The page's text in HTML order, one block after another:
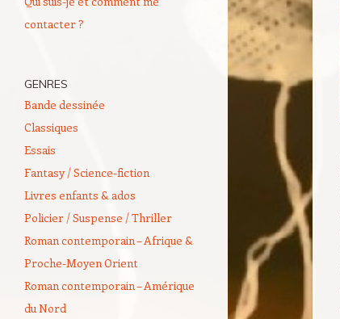
contacter ?
GENRES
Bande dessinée
Classiques
Essais
Fantasy / Science-fiction
Livres enfants & ados
Policier / Suspense / Thriller
Roman contemporain – Afrique &
Proche-Moyen Orient
Roman contemporain – Amérique
du Nord